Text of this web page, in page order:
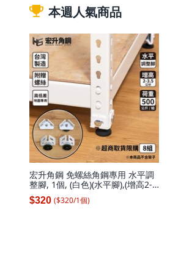
本週人氣商品
宏升角鋼 免螺絲角鋼專用 水平調
整腳, 1個, (白色)(水平腳),(增高2-
3.5公分)4入/組(附螺絲)
$320 ($320/1個)